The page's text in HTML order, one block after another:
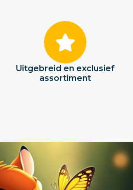
Uitgebreid en exclusief
assortiment